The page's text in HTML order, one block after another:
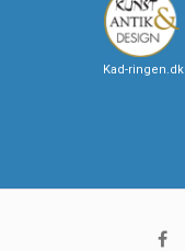
Kad-ringen.dk